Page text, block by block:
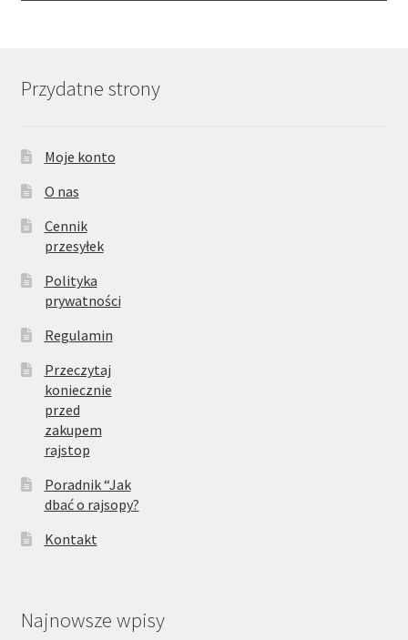
Przydatne strony
Moje konto
O nas
Cennik
przesyłek
Polityka
prywatności
Regulamin
Przeczytaj
koniecznie
przed
zakupem
rajstop
Poradnik “Jak
dbać o rajsopy?
Kontakt
Najnowsze wpisy